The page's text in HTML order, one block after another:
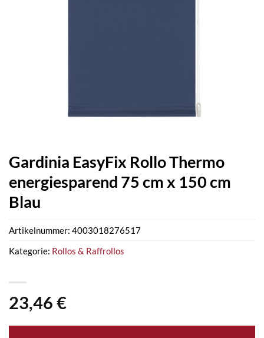
Gardinia EasyFix Rollo Thermo
energiesparend 75 cm x 150 cm
Blau
23,46 €
Artikelnummer: 4003018276517
Kategorie: Rollos & Raffrollos